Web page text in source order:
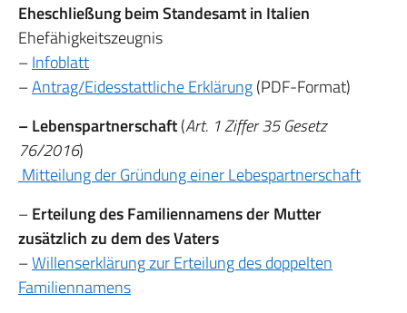
Eheschließung beim Standesamt in Italien
Ehefähigkeitszeugnis
–Infoblatt
–Antrag/Eidesstattliche Erklärung(PDF-Format)
– Lebenspartnerschaft(Art. 1 Ziffer 35 Gesetz
76/2016)
Mitteilung der Gründung einer Lebespartnerschaft
–Erteilung des Familiennamens der Mutter
zusätzlich zu dem des Vaters
–Willenserklärung zur Erteilung des doppelten
Familiennamens